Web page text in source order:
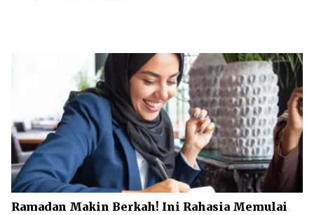
Ramadan Makin Berkah! Ini Rahasia Memulai